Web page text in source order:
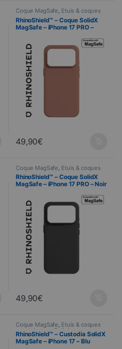
Coque MagSafe, Étuis & coques
smartphones, Cellulare
RhinoShield,Telefonia
RhinoShield™ – Coque SolidX
MagSafe – iPhone 17 PRO –
49,90€
Coque MagSafe Étuis & coques
smartphones, Cellulare
RhinoShield,Telefonia
RhinoShield™ – Coque SolidX
MagSafe – iPhone 17 PRO – Noir
49,90€
Coque MagSafe, Étuis & coques
smartphones, Cellulare
RhinoShield,Telefonia
RhinoShield™ – Custodia SolidX
MagSafe – iPhone 17 – Blu